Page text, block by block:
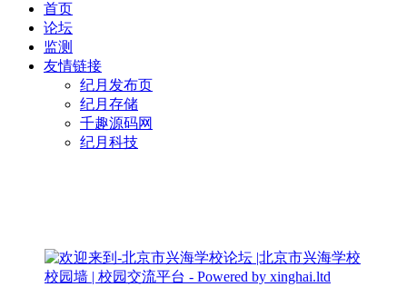
首页
论坛
监测
友情链接
纪月发布页
纪月存储
千趣源码网
纪月科技